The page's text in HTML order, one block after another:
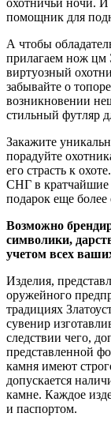
охотничьи ночи.
помощник для
А чтобы
прилагаем нож
виртуозный
забывайте о
возникновении
стильный футляр
Закажите
порадуйте
его страсть к
СНГ в кратчайшие
подарок еще
Возможно
символики,
учетом всех
Изделия,
оружейного
традициях
сувенир
следствии чего,
представленной
камня имеют
допускается
камне. Каждое
и паспортом.